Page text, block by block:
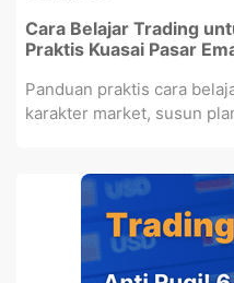
Cara Belajar Trading
Praktis Kuasai Pasar
Panduan praktis cara
karakter market, susun